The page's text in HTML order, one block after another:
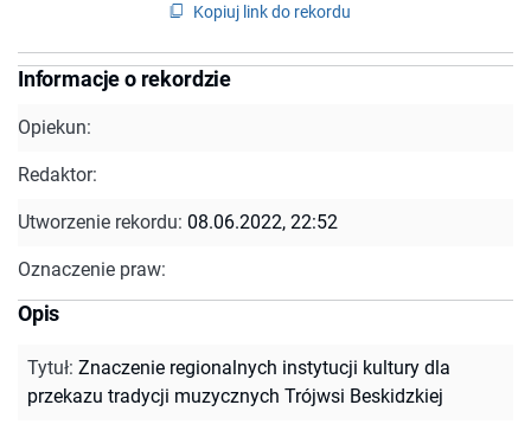
Kopiuj link do rekordu
Informacje o rekordzie
Opiekun:
Redaktor:
Utworzenie rekordu: 08.06.2022, 22:52
Oznaczenie praw:
Opis
Tytuł: Znaczenie regionalnych instytucji kultury dla
przekazu tradycji muzycznych Trójwsi Beskidzkiej